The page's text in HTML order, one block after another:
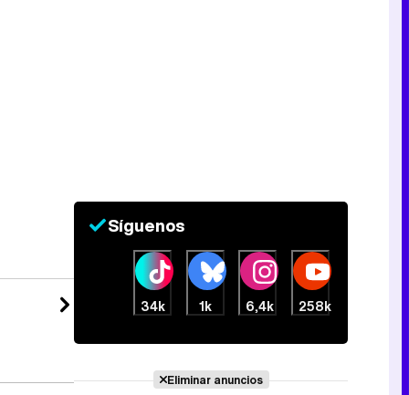
Síguenos
34k 1k 6,4k 258k
Eliminar anuncios